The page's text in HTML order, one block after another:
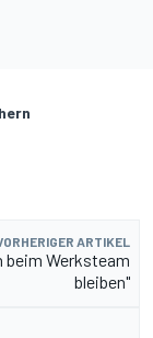
ARTIKEL
beim Werksteam
bleiben"